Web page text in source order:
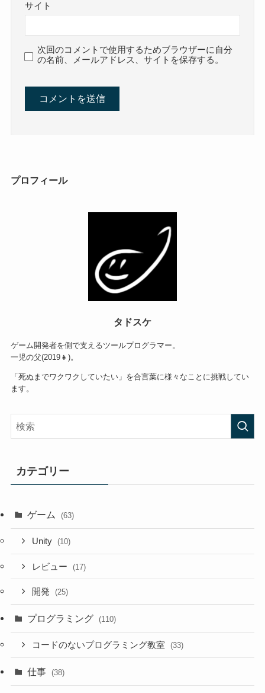
サイト
次回のコメントで使用するためブラウザーに自分
の名前、メールアドレス、サイトを保存する。
プロフィール
タドスケ
ゲーム開発者を側で支えるツールプログラマー。
一児の父(2019👧)。
「死ぬまでワクワクしていたい」を合言葉に様々なことに挑戦してい
ます。
カテゴリー
ゲーム (63)
Unity (10)
レビュー (17)
開発 (25)
プログラミング (110)
コードのないプログラミング教室 (33)
仕事 (38)